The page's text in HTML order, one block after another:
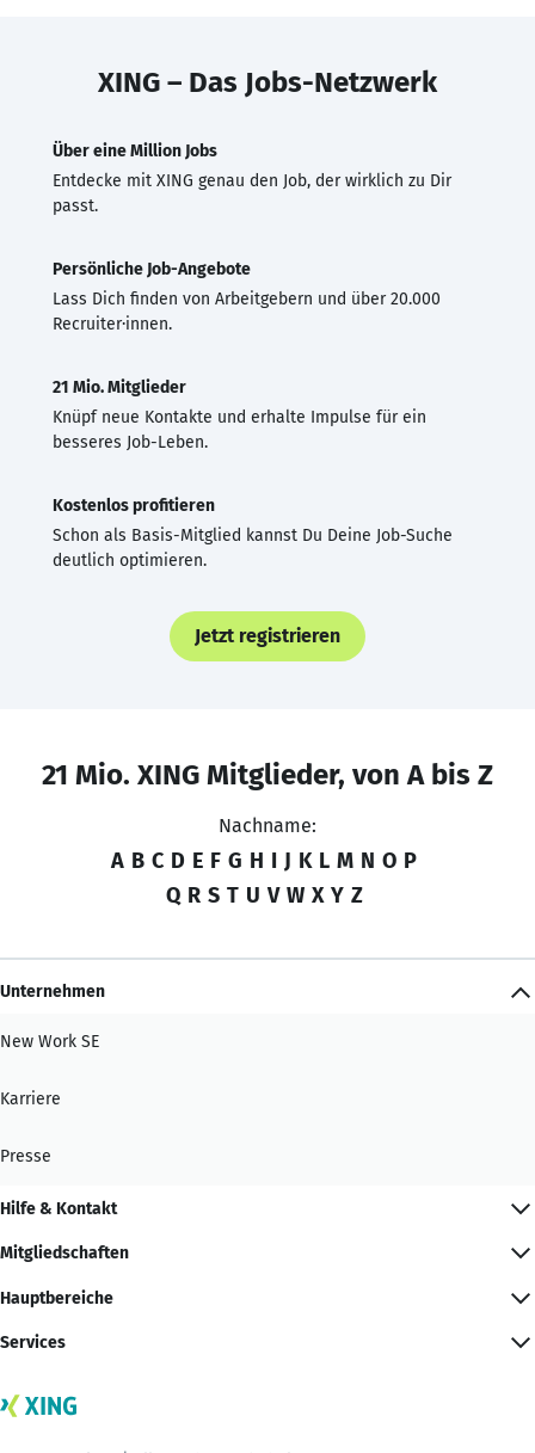
XING – Das Jobs-Netzwerk
Über eine Million Jobs
Entdecke mit XING genau den Job, der wirklich zu Dir
passt.
Persönliche Job-Angebote
Lass Dich finden von Arbeitgebern und über 20.000
Recruiter·innen.
21 Mio. Mitglieder
Knüpf neue Kontakte und erhalte Impulse für ein
besseres Job-Leben.
Kostenlos profitieren
Schon als Basis-Mitglied kannst Du Deine Job-Suche
deutlich optimieren.
Jetzt registrieren
21 Mio. XING Mitglieder, von A bis Z
Nachname:
A B C D E F G H I J K L M N O P
Q R S T U V W X Y Z
Unternehmen
New Work SE
Karriere
Presse
Hilfe & Kontakt
Mitgliedschaften
Hauptbereiche
Services